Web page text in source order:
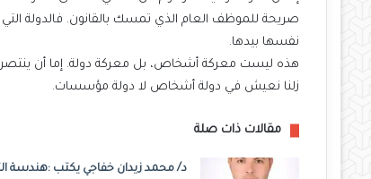
صريحة للموظف العام الذي تمسك بالقانون. فالدولة
نفسها بيدها.
هذه ليست معركة أشخاص، بل معركة دولة. إما أن ينتصر
زلنا نعيش في دولة أشخاص لا دولة مؤسسات.
مقالات ذات صلة
د/ محمد زيدان خفاجي يكتب :هندسة